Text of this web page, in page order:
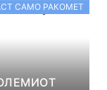
САМО РАКОМЕТ